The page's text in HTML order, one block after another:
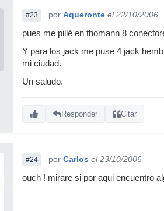
#23 por Aqueronte el 22/10/2006
pues me pillé en thomann 8
Y para los jack me puse 4 jack
mi ciudad.
Un saludo.
Responder Citar
#24 por Carlos el 23/10/2006
ouch ! mirare si por aqui encuentro